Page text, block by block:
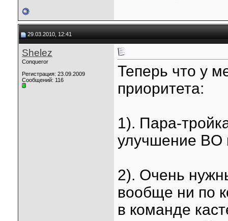
29.03.2010, 12:41
Shelez
Conqueror
Регистрация: 23.09.2009
Сообщений: 116
Теперь что у
приоритета:
1). Пара-
улучшение
2). Очень
вообще ни по
в команде